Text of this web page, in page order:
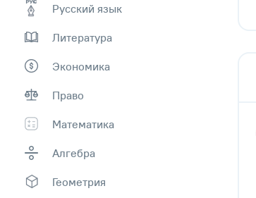
Русский язык
Литература
Экономика
Право
Математика
Алгебра
Геометрия